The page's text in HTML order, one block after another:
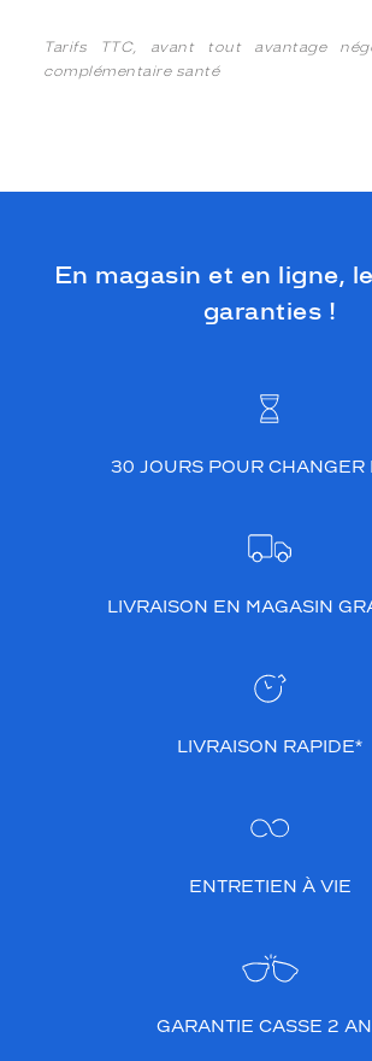
Tarifs TTC, avant tout avantage
complémentaire santé
En magasin et en ligne,
garanties !
30 JOURS POUR CHANGER
LIVRAISON EN MAGASIN
LIVRAISON RAPIDE*
ENTRETIEN À VIE
GARANTIE CASSE 2